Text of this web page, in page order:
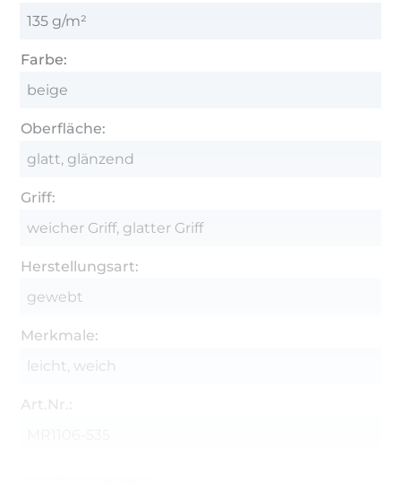
135 g/m²
Farbe:
beige
Oberfläche:
glatt, glänzend
Griff:
weicher Griff, glatter Griff
Herstellungsart:
gewebt
Merkmale:
leicht, weich
Art.Nr.: